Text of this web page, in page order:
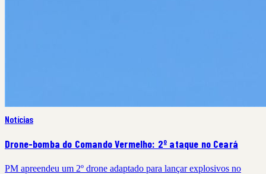
Notícias
Drone-bomba do Comando Vermelho: 2º ataque no Ceará
PM apreendeu um 2º drone adaptado para lançar explosivos no